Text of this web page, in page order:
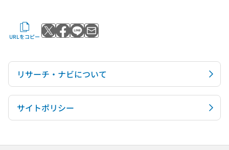
URLをコピー Xでポストする
Facebookでシェアする
LINEで送る
メールで送る
リサーチ・ナビについて
サイトポリシー